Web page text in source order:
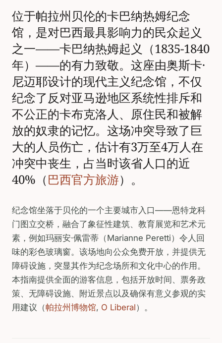
位于帕拉州贝伦的卡巴纳热姆纪念
馆，是对巴西最具影响力的民众起义
之一——卡巴纳热姆起义（1835-1840
年）——的有力致敬。这座由奥斯卡·
尼迈耶设计的现代主义纪念馆，不仅
纪念了反对亚马逊地区系统性排斥和
不公正的卡布克洛人、原住民和被解
放的奴隶的记忆。这场冲突导致了巨
大的人员伤亡，估计有3万至4万人在
冲突中丧生，占当时该省人口的近
40%（巴西官方旅游）。
纪念馆坐落于贝伦的一个主要城市入口——恩特龙科
门图立交桥，融合了象征性建筑、教育展览和艺术元
素，例如玛丽安·佩雷蒂（Marianne Peretti）令人回
味的彩色玻璃窗。该场地向公众免费开放，并提供无
障碍设施，突显其作为纪念场所和文化中心的作用。
本指南提供全面的游客信息，包括开放时间、票务政
策、无障碍设施、附近景点以及确保有意义参观的实
用建议（帕拉州博物馆, O Liberal）。